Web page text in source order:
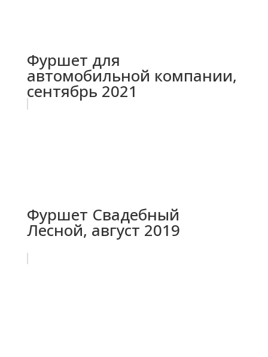
Фуршет для
автомобильной компании,
сентябрь 2021
Фуршет Свадебный
Лесной, август 2019